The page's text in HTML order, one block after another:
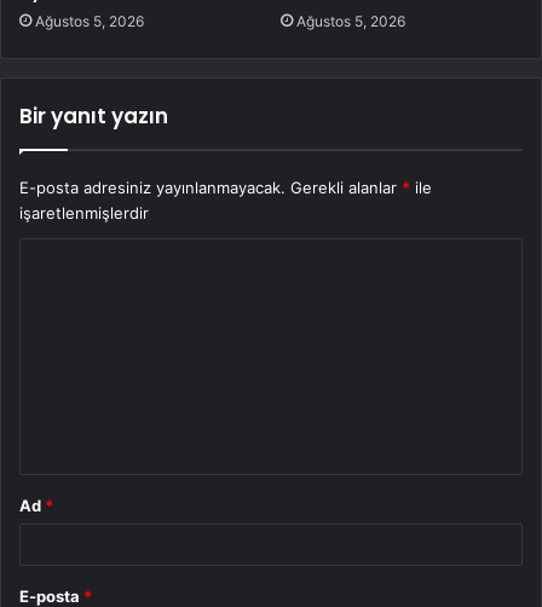
Ağustos 5, 2026 Ağustos 5, 2026
Bir yanıt yazın
E-posta adresiniz yayınlanmayacak. Gerekli alanlar * ile
işaretlenmişlerdir
Ad *
E-posta *